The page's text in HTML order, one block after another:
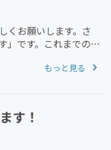
くお願いします。さ
」です。これまでの私
かを足そうとして生き
もっと見る
す！